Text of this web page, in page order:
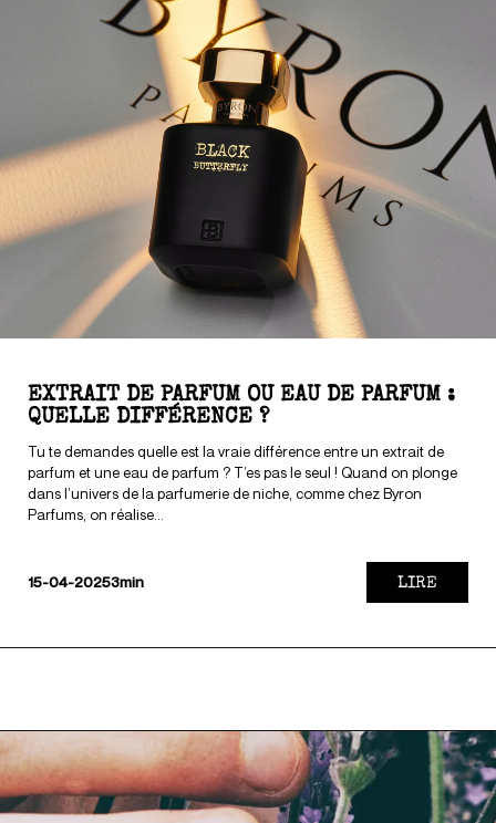
EXTRAIT DE PARFUM OU EAU DE PARFUM :
QUELLE DIFFÉRENCE ?
Tu te demandes quelle est la vraie différence entre un extrait de
parfum et une eau de parfum ? T’es pas le seul ! Quand on plonge
dans l’univers de la parfumerie de niche, comme chez Byron
Parfums, on réalise...
15-04-20253min LIRE